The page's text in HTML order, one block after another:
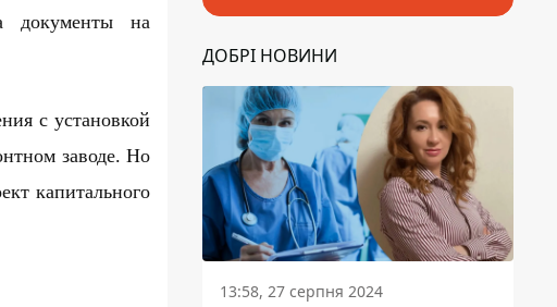
документы на
с установкой
заводе. Но
капитального
ДОБРІ НОВИНИ
13:58, 27 серпня 2024